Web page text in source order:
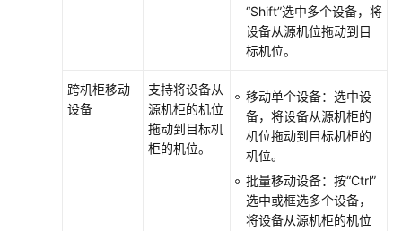
架
设
“Shift”选中多个设备，将
设备从源机位拖动到目
标机位。
跨机柜移动
设备
支持将设备从
源机柜的机位
拖动到目标机
柜的机位。
移动单个设备：选中设
备，将设备从源机柜的
机位拖动到目标机柜的
机位。
批量移动设备：按“Ctrl”
选中或框选多个设备，
将设备从源机柜的机位